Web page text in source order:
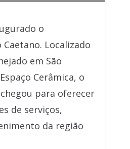
o
Caetano. Localizado
em São
Cerâmica, o
para oferecer
de serviços,
da região